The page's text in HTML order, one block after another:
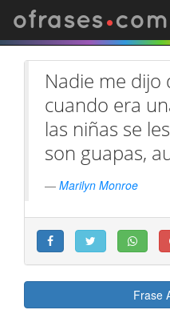
ofrases.com
Nadie me dijo
cuando era
las niñas se
son guapas,
Marilyn Monroe
Frase